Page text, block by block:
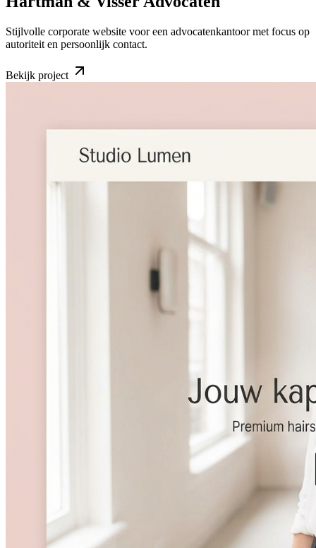
Stijlvolle corporate website voor een advocatenkantoor met focus op
autoriteit en persoonlijk contact.
Bekijk project